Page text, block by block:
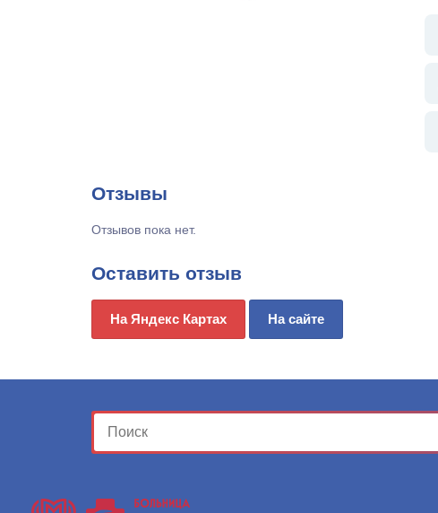
Отзывы
Отзывов пока нет.
Оставить отзыв
На Яндекс Картах На сайте